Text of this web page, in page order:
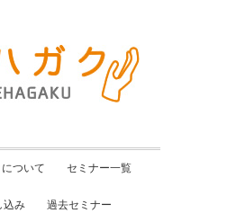
ついて セミナー一覧
込み 過去セミナー